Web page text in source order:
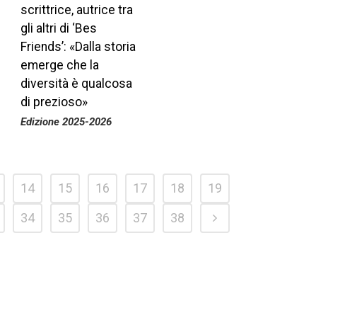
scrittrice, autrice tra
gli altri di ‘Bes
Friends’: «Dalla storia
emerge che la
diversità è qualcosa
di prezioso»
Edizione 2025-2026
14 15 16 17 18
19
34 35 36 37 38